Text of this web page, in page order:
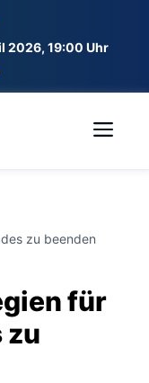
2026, 19:00 Uhr
zu beenden
für
zu